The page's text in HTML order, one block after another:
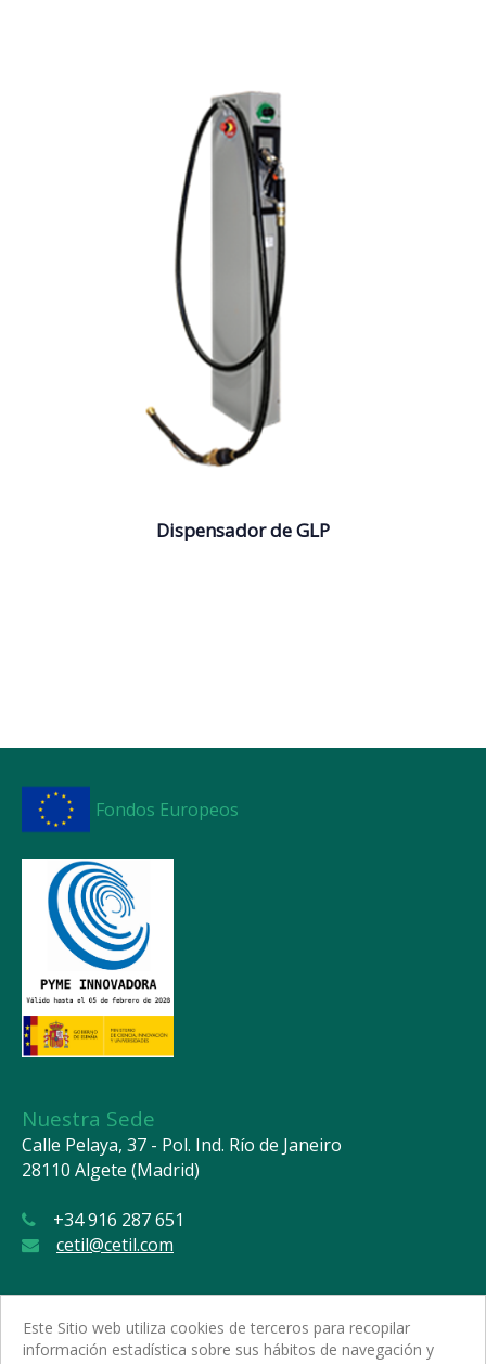
Dispensador de GLP
Fondos Europeos
Nuestra Sede
Calle Pelaya, 37 - Pol. Ind. Río de Janeiro
28110 Algete (Madrid)
+34 916 287 651
cetil@cetil.com
Servicio Postventa
Este Sitio web utiliza cookies de terceros para recopilar
información estadística sobre sus hábitos de navegación y